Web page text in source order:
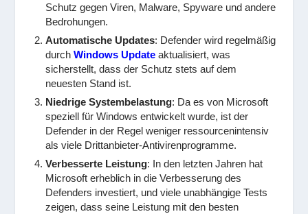
Schutz gegen Viren, Malware, Spyware und andere
Bedrohungen.
Automatische Updates: Defender wird regelmäßig
durchWindows Update aktualisiert, was
sicherstellt, dass der Schutz stets auf dem
neuesten Stand ist.
Niedrige Systembelastung: Da es von Microsoft
speziell für Windows entwickelt wurde, ist der
Defender in der Regel weniger ressourcenintensiv
als viele Drittanbieter-Antivirenprogramme.
Verbesserte Leistung: In den letzten Jahren hat
Microsoft erheblich in die Verbesserung des
Defenders investiert, und viele unabhängige Tests
zeigen, dass seine Leistung mit den besten